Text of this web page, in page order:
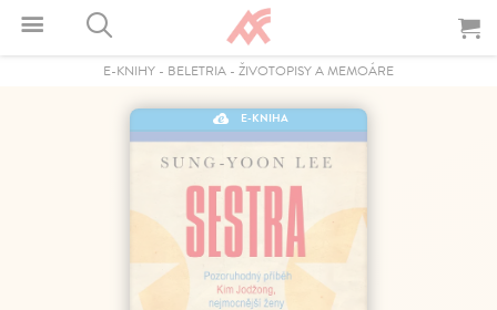
E-KNIHY - BELETRIA - ŽIVOTOPISY A MEMOÁRE
E-KNIHA